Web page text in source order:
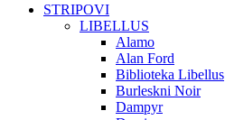
STRIPOVI
LIBELLUS
Alamo
Alan Ford
Biblioteka Libellus
Burleskni Noir
Dampyr